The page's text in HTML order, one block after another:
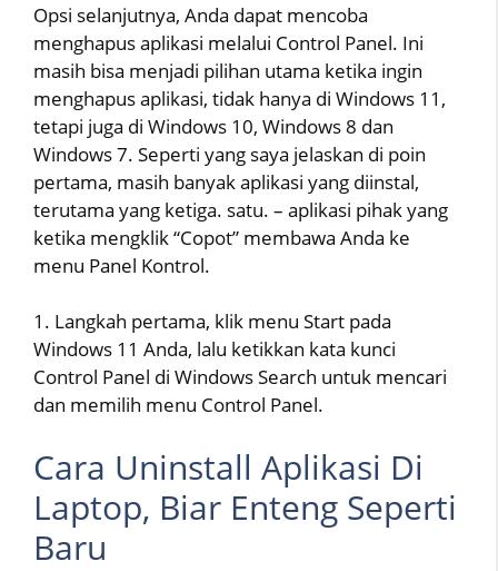
Opsi selanjutnya, Anda dapat mencoba
menghapus aplikasi melalui Control Panel. Ini
masih bisa menjadi pilihan utama ketika ingin
menghapus aplikasi, tidak hanya di Windows 11,
tetapi juga di Windows 10, Windows 8 dan
Windows 7. Seperti yang saya jelaskan di poin
pertama, masih banyak aplikasi yang diinstal,
terutama yang ketiga. satu. – aplikasi pihak yang
ketika mengklik “Copot” membawa Anda ke
menu Panel Kontrol.
1. Langkah pertama, klik menu Start pada
Windows 11 Anda, lalu ketikkan kata kunci
Control Panel di Windows Search untuk mencari
dan memilih menu Control Panel.
Cara Uninstall Aplikasi Di
Laptop, Biar Enteng Seperti
Baru